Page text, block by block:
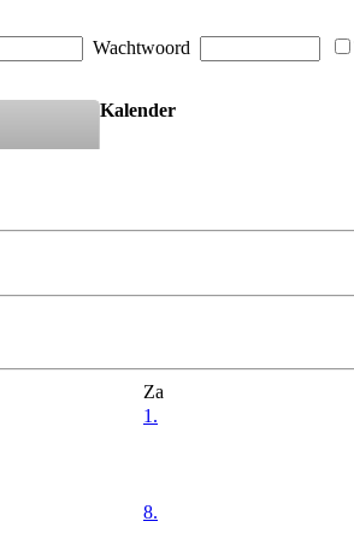
Wachtwoord
Kalender
Za
1.
8.